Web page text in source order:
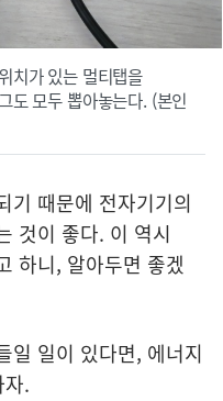
치가 있는 멀티탭을
도 모두 뽑아놓는다. (본인
기 때문에 전자기기의
것이 좋다. 이 역시
하니, 알아두면 좋겠
일 일이 있다면, 에너지
.